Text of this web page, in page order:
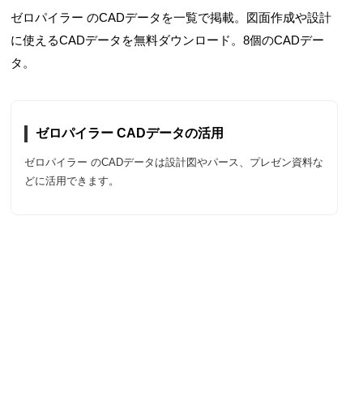
ゼロパイラー のCADデータを一覧で掲載。図面作成や設計
に使えるCADデータを無料ダウンロード。8個のCADデー
タ。
ゼロパイラー CADデータの活用
ゼロパイラー のCADデータは設計図やパース、プレゼン資料な
どに活用できます。